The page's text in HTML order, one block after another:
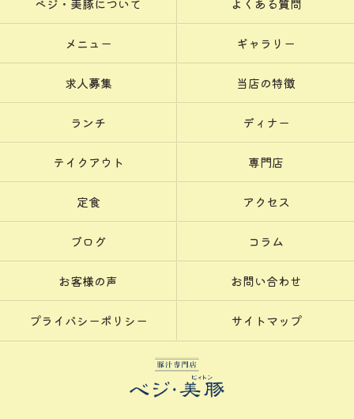
ベジ・美豚について よくある質問
メニュー ギャラリー
求人募集 当店の特徴
ランチ ディナー
テイクアウト 専門店
定食 アクセス
ブログ コラム
お客様の声 お問い合わせ
プライバシーポリシー サイトマップ